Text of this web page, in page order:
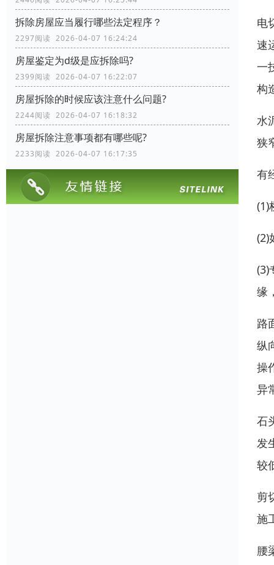
拆除房屋应当履行哪些法定程序？
2297阅读 2026-04-07 16:24:24
房屋鉴定为d级是应拆除吗?
2399阅读 2026-04-07 16:22:07
房屋拆除的时候应该注意什么问题?
2244阅读 2026-04-07 16:18:32
房屋拆除注意事项都有哪些呢?
2233阅读 2026-04-07 16:17:35
电
速
一
构
水
狭
有
(1)
(2)
(3)
缘
路
纵
操
异
石
发
较
剪
施
腰